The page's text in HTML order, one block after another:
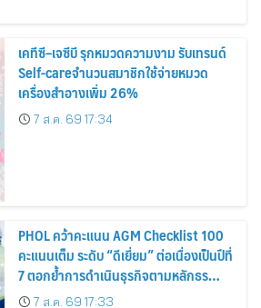
เคทีซี–เจซีบี รุกหมวดความงาม รับเทรนด์
Self-careจำนวนสมาชิกใช้จ่ายหมวด
เครื่องสำอางเพิ่ม 26%
7 ส.ค. 69 17:34
PHOL คว้าคะแนน AGM Checklist 100
คะแนนเต็ม ระดับ “ดีเยี่ยม” ต่อเนื่องเป็นปีที่
7 ตอกย้ำการดำเนินธุรกิจตามหลักธร
รมาภิบาล โปร่งใส สร้างความเชื่อมั่นผู้ถือ
7 ส.ค. 69 17:33